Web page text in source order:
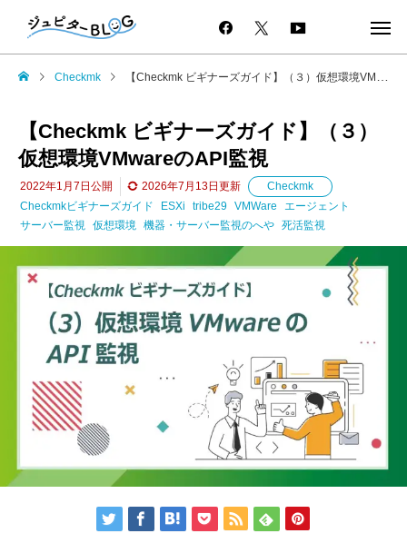
Checkmk 【Checkmk ビギナーズガイド】（３）仮想環境VMwareのAPI監視
【Checkmk ビギナーズガイド】（３）
仮想環境VMwareのAPI監視
2022年1月7日 公開 2026年7月13日 更新
Checkmk
Checkmkビギナーズガイド
ESXi tribe29 VMWare
エージェント
サーバー監視 仮想環境 機器・サーバー監視のへや 死活監視